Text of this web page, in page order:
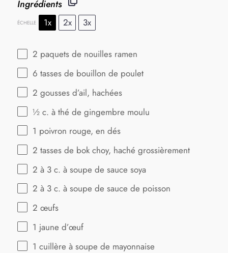
Ingrédients
ÉCHELLE 1x 2x 3x
2 paquets de nouilles ramen
6 tasses de bouillon de poulet
2 gousses d’ail, hachées
½ c. à thé de gingembre moulu
1 poivron rouge, en dés
2 tasses de bok choy, haché grossièrement
2 à 3 c. à soupe de sauce soya
2 à 3 c. à soupe de sauce de poisson
2 œufs
1 jaune d’œuf
1 cuillère à soupe de mayonnaise